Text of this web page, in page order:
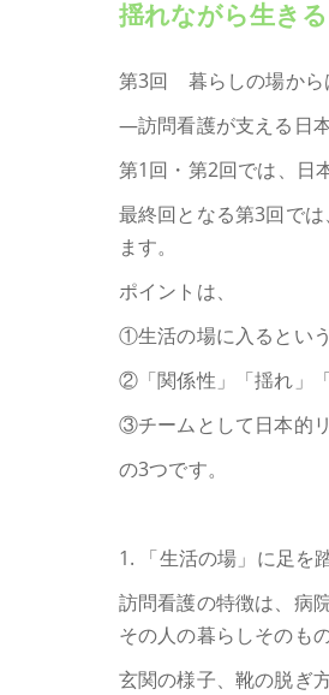
揺れながら生き
第3回 暮らしの場から
―訪問看護が支える日
第1回・第2回では、日
最終回となる第3回で
ます。
ポイントは、
①生活の場に入るとい
②「関係性」「揺れ」
③チームとして日本的
の3つです。
1. 「生活の場」に足を
訪問看護の特徴は、病
その人の暮らしそのも
玄関の様子、靴の脱ぎ